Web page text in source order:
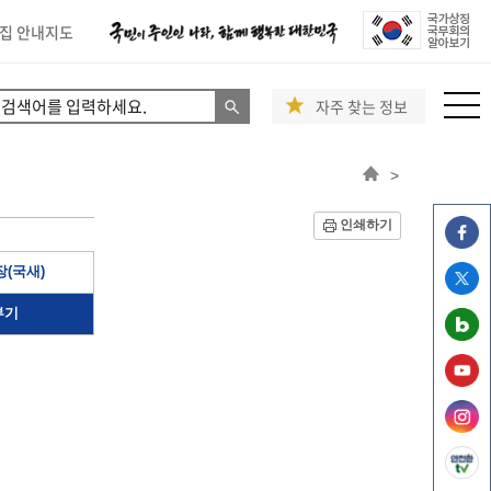
안내지도
자주 찾는 정보
>
인쇄하기
(국새)